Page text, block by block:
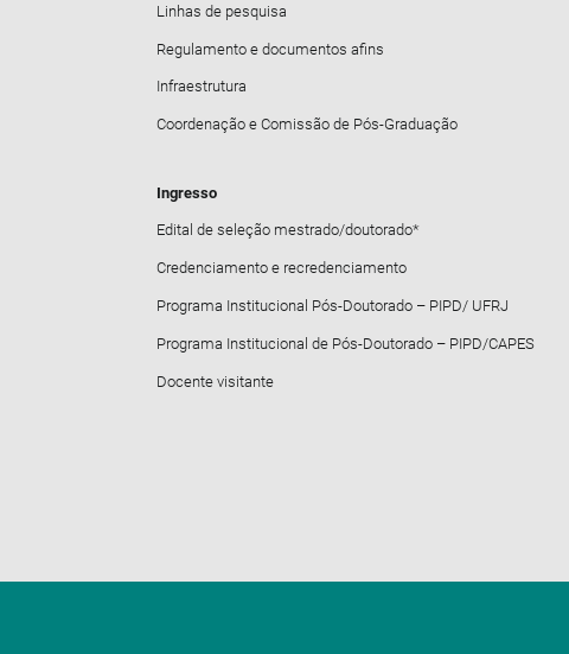
Linhas de pesquisa
Regulamento e documentos afins
Infraestrutura
Coordenação e Comissão de Pós-Graduação
Ingresso
Edital de seleção mestrado/doutorado*
Credenciamento e recredenciamento
Programa Institucional Pós-Doutorado – PIPD/ UFRJ
Programa Institucional de Pós-Doutorado – PIPD/CAPES
Docente visitante